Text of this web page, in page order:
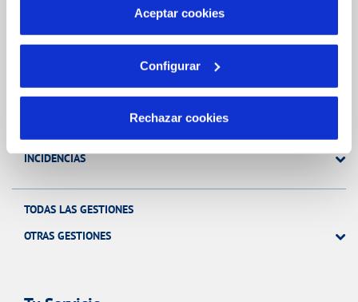
más información en nuestraPolítica de Cookies
Aceptar cookies
Configurar
Rechazar cookies
Gestiones Online
INCIDENCIAS
TODAS LAS GESTIONES
OTRAS GESTIONES